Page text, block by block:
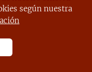
mundo del
según nuestra